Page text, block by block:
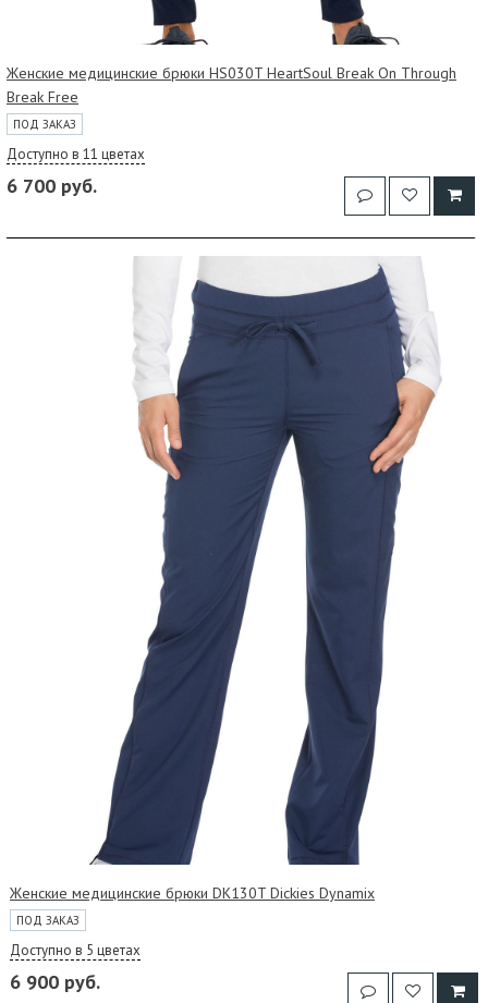
Женские медицинские брюки HS030T HeartSoul Break On Through
Break Free
ПОД ЗАКАЗ
Доступно в 11 цветах
6 700 руб.
Женские медицинские брюки DK130T Dickies Dynamix
ПОД ЗАКАЗ
Доступно в 5 цветах
6 900 руб.